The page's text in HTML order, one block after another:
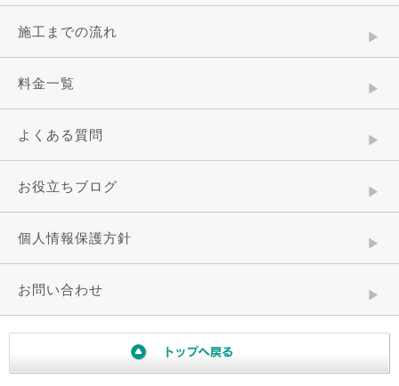
施工までの流れ
料金一覧
よくある質問
お役立ちブログ
個人情報保護方針
お問い合わせ